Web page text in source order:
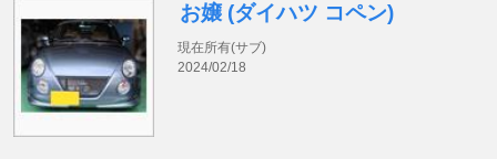
お嬢 (ダイハツ コペン)
現在所有(サブ)
2024/02/18